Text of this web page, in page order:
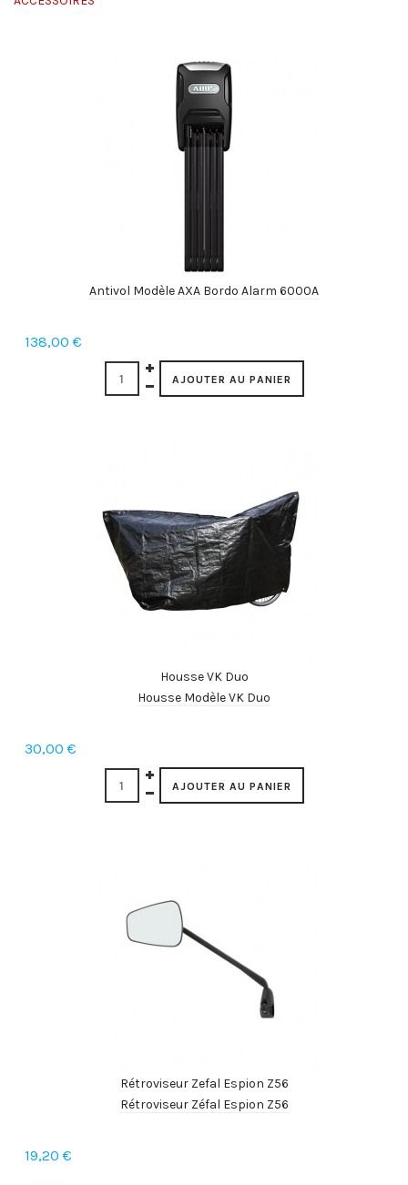
Antivol Modèle AXA Bordo Alarm 6000A
138,00 €
Housse VK Duo
Housse Modèle VK Duo
30,00 €
Rétroviseur Zefal Espion Z56
Rétroviseur Zéfal Espion Z56
19,20 €